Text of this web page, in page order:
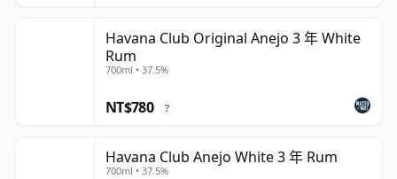
Havana Club Original Anejo 3 年 White
Rum
700ml • 37.5%
NT$780 ?
Havana Club Anejo White 3 年 Rum
700ml • 37.5%